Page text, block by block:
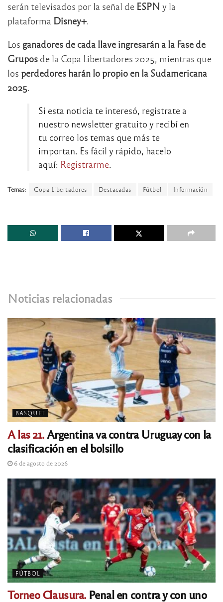
serán televisados por la señal de ESPN y la
plataforma Disney+.
Los ganadores de cada llave ingresarán a la Fase de
Grupos de la Copa Libertadores 2025, mientras que
los perdedores harán lo propio en la Sudamericana
2025.
Si esta noticia te interesó, registrate a
nuestro newsletter gratuito y recibí en
tu correo los temas que más te
importan. Es fácil y rápido, hacelo
aquí: Registrarme.
Temas: Copa Libertadores Destacadas Fútbol Información
Noticias relacionadas
BASQUET
A las 21.Argentina va contra Uruguay con la
clasificación en el bolsillo
6 de agosto de 2026
FÚTBOL
Torneo Clausura.Penal en contra y con uno